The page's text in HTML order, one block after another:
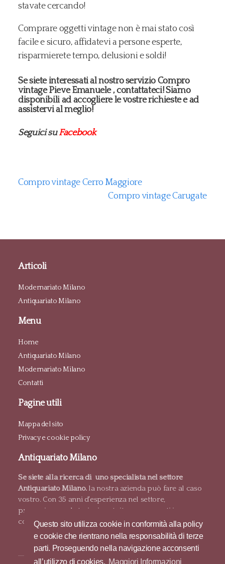
Questo sito utilizza cookie in conformità alla policy
e cookie che rientrano nella responsabilità di terze
parti. Proseguendo nella navigazione acconsenti
all’utilizzo di cookies. Maggiori Informazioni
stavate cercando!
Comprare oggetti vintage non è mai stato così
facile e sicuro, affidatevi a persone esperte,
risparmierete tempo, delusioni e soldi!
Se siete interessati al nostro servizio Compro
vintage Pieve Emanuele , contattateci! Siamo
disponibili ad accogliere le vostre richieste e ad
assistervi al meglio!
Seguici suFacebook
Compro vintage Cerro Maggiore
Compro vintage Carugate
Articoli
Modernariato Milano
Antiquariato Milano
Menu
Home
Antiquariato Milano
Modernariato Milano
Contatti
Pagine utili
Mappa del sito
Privacy e cookie policy
Antiquariato Milano
Se siete alla ricerca di uno specialista nel settore
Antiquariato Milano.la nostra azienda può fare al caso
vostro. Con 35 anni d'esperienza nel settore,
proponiamo valutazioni gratuite e pagamenti in
contanti.